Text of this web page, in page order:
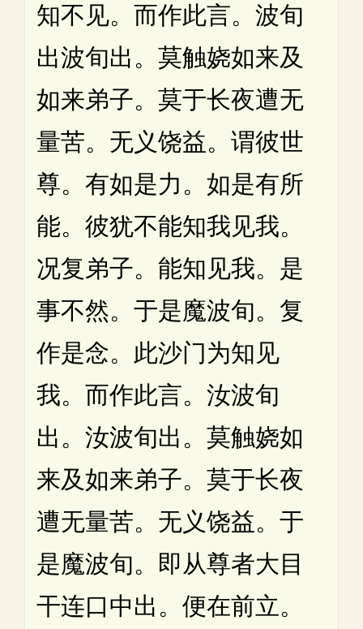
知不见。而作此言。波旬
出波旬出。莫触娆如来及
如来弟子。莫于长夜遭无
量苦。无义饶益。谓彼世
尊。有如是力。如是有所
能。彼犹不能知我见我。
况复弟子。能知见我。是
事不然。于是魔波旬。复
作是念。此沙门为知见
我。而作此言。汝波旬
出。汝波旬出。莫触娆如
来及如来弟子。莫于长夜
遭无量苦。无义饶益。于
是魔波旬。即从尊者大目
干连口中出。便在前立。